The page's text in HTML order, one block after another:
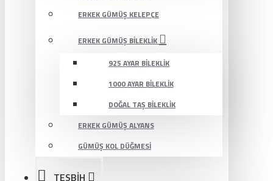
ERKEK GÜMÜŞ KELEPÇE
ERKEK GÜMÜŞ BILEKLIK
925 AYAR BILEKLIK
1000 AYAR BILEKLIK
DOĞAL TAŞ BILEKLIK
ERKEK GÜMÜŞ ALYANS
GÜMÜŞ KOL DÜĞMESI
TESBİH